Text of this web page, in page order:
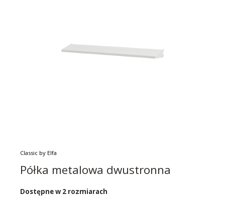
Classic by Elfa
Półka metalowa dwustronna
Dostępne w 2 rozmiarach